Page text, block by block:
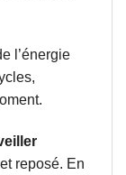
l’énergie
reposé. En